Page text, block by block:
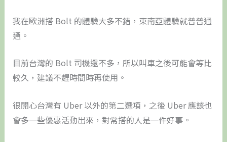
我在歐洲搭 Bolt 的體驗大多不錯，東南亞體驗就普普通
通。
目前台灣的 Bolt 司機還不多，所以叫車之後可能會等比
較久，建議不趕時間時再使用。
很開心台灣有 Uber 以外的第二選項，之後 Uber 應該也
會多一些優惠活動出來，對常搭的人是一件好事。